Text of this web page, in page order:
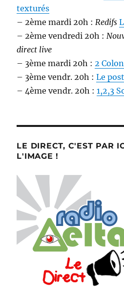
texturés
– 2ème mardi 20h : Redifs
– 2ème vendredi 20h :
direct live
– 3ème mardi 20h : 2
– 3ème vendr. 20h :Le
– 4ème vendr. 20h :1,2,3
LE DIRECT, C'EST PAR
L'IMAGE !